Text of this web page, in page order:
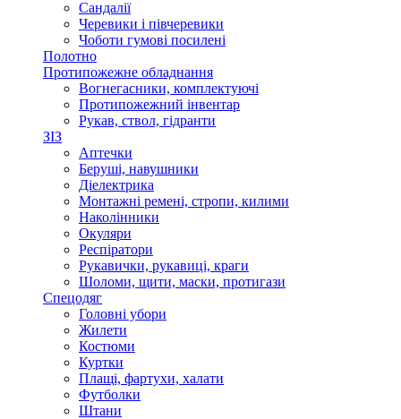
Сандалії
Черевики і півчеревики
Чоботи гумові посилені
Полотно
Протипожежне обладнання
Вогнегасники, комплектуючі
Протипожежний інвентар
Рукав, ствол, гідранти
ЗІЗ
Аптечки
Беруші, навушники
Діелектрика
Монтажні ремені, стропи, килими
Наколінники
Окуляри
Респіратори
Рукавички, рукавиці, краги
Шоломи, щити, маски, протигази
Спецодяг
Головні убори
Жилети
Костюми
Куртки
Плащі, фартухи, халати
Футболки
Штани